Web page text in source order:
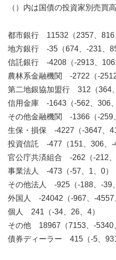
（）内は国債の投資家別売買
都市銀行 11532（2357、816
地方銀行 -35（674、-231、
信託銀行 -4208（-2913、
農林系金融機関 -2722（-2512
第二地銀協加盟行 312（364
信用金庫 -1643（-562、306、
その他金融機関 -1366（-259
生保・損保 -4227（-3647、41
投資信託 -477（151、306、-
官公庁共済組合 -262（-212、
事業法人 -473（-57、1、0）
その他法人 -925（-188、-39
外国人 -24042（-967、-4557
個人 241（-34、26、4）
その他 18967（7153、-5340
債券ディーラー 415（-5、931